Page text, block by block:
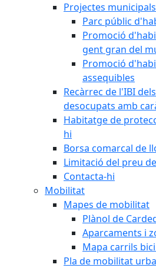
Projectes
Parc públic
Promoció
gent gran del
Promoció
assequibles
Recàrrec de l'IBI
desocupats amb
Habitatge de
hi
Borsa comarcal de
Limitació del preu
Contacta-hi
Mobilitat
Mapes de mobilitat
Plànol de
Aparcaments i
Mapa carrils
Pla de mobilitat